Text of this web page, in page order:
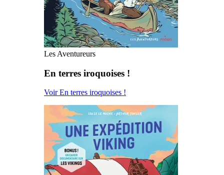
Les Aventureurs
En terres iroquoises !
Voir En terres iroquoises !